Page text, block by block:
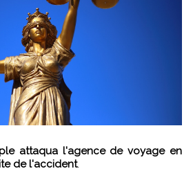
de l'accident.